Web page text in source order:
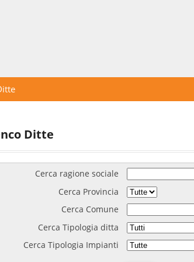
Ditte
Cerca ragione sociale
Cerca Provincia
Cerca Comune
Cerca Tipologia ditta
Cerca Tipologia Impianti